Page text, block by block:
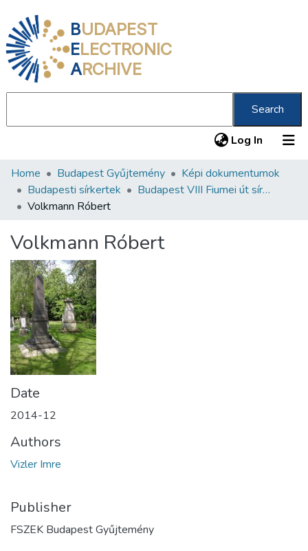
BUDAPEST
ELECTRONIC
ARCHIVE
Search
Log In (current)
Communities & Collections
All of DSpace
About us
Home Budapest Gyűjtemény
Képi dokumentumok
Budapesti sírkertek
Budapest VIII Fiumei út sírkert 2. rész
Volkmann Róbert
Volkmann Róbert
Date
2014-12
Authors
Vizler Imre
Publisher
FSZEK Budapest Gyűjtemény